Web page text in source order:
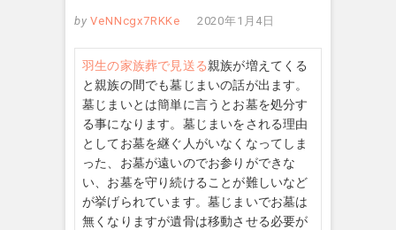
by VeNNcgx7RKKe 2020年1月4日
羽生の家族葬で見送る親族が増えてくる
と親族の間でも墓じまいの話が出ます。
墓じまいとは簡単に言うとお墓を処分す
る事になります。墓じまいをされる理由
としてお墓を継ぐ人がいなくなってしま
った、お墓が遠いのでお参りができな
い、お墓を守り続けることが難しいなど
が挙げられています。墓じまいでお墓は
無くなりますが遺骨は移動させる必要が